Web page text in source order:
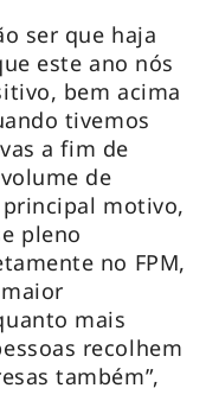
ser que haja
este ano nós
bem acima
tivemos
a fim de
de
principal motivo,
pleno
no FPM,
mais
recolhem
também”,